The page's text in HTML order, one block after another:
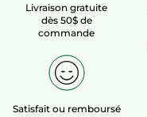
Livraison gratuite
dès 50$ de
commande
Satisfait ou remboursé